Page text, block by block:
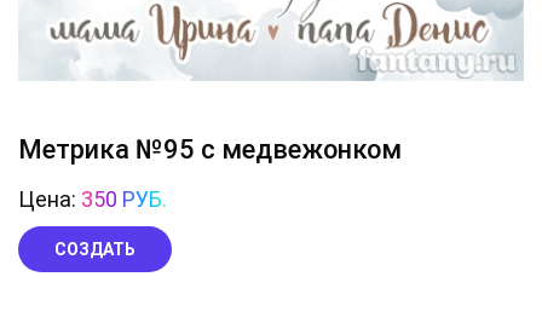
Метрика №95 с медвежонком
Цена: 350 РУБ.
СОЗДАТЬ